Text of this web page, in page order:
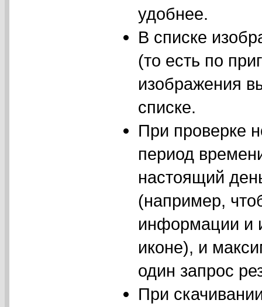
удобнее.
В списке
(то есть по
изображения
списке.
При проверке
период
настоящий
(например,
информации и
иконе), и
один запрос
При